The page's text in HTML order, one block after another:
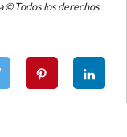
© Todos los derechos